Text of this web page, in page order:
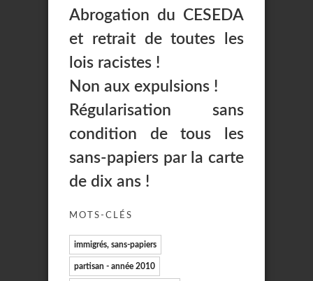
Abrogation du CESEDA
et retrait de toutes les
lois racistes !
Non aux expulsions !
Régularisation sans
condition de tous les
sans-papiers par la carte
de dix ans !
MOTS-CLÉS
immigrés, sans-papiers
partisan - année 2010